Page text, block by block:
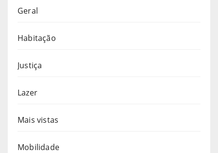
Geral
Habitação
Justiça
Lazer
Mais vistas
Mobilidade